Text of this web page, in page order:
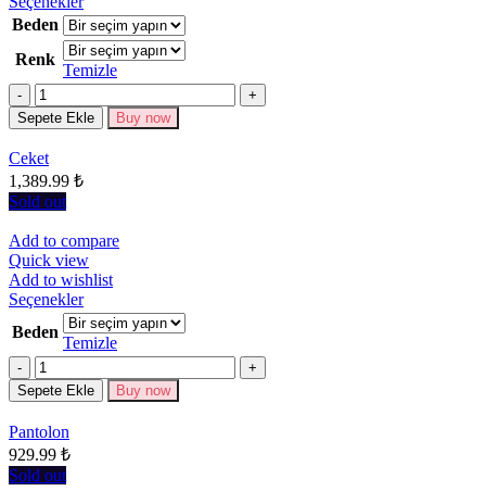
ürünün
birden
fazla
varyasyonu
Seçenekler
seçilebilir
Beden
Renk
Temizle
Miktar
Sepete Ekle Buy now
Ceket
1,389.99 ₺
Sold out
Add to compare
Quick view
Add to wishlist
SeçeneklerBu
ürünün
birden
fazla
varyasyonu
var.
Beden
Temizle
Miktar
Sepete Ekle Buy now
Pantolon
929.99 ₺
Sold out